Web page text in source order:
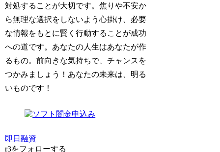
対処することが大切です。焦りや不安か
ら無理な選択をしないよう心掛け、必要
な情報をもとに賢く行動することが成功
への道です。あなたの人生はあなたが作
るもの。前向きな気持ちで、チャンスを
つかみましょう！あなたの未来は、明る
いものです！
即日融資
r3をフォローする